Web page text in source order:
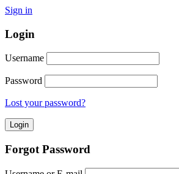
Sign in
Login
Username
Password
Lost your password?
Forgot Password